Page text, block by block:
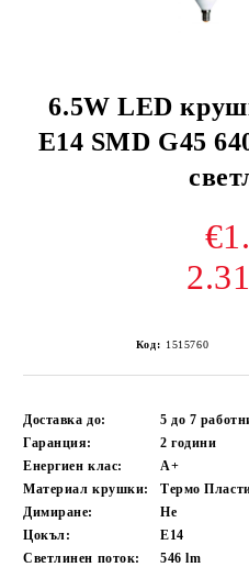
6.5W LED
Е14 SMD G45
Код: 1515760
Доставка до: 5 до 7
Гаранция:
2 години
Енергиен клас:
A+
Материал крушки:
Термо
Димиране:
Не
Цокъл:
E14
Светлинен поток:
546lm